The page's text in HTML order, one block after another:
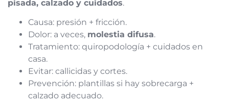
pisada, calzado y cuidados.
Causa: presión + fricción.
Dolor: a veces, molestia difusa.
Tratamiento: quiropodología + cuidados en
casa.
Evitar: callicidas y cortes.
Prevención: plantillas si hay sobrecarga +
calzado adecuado.